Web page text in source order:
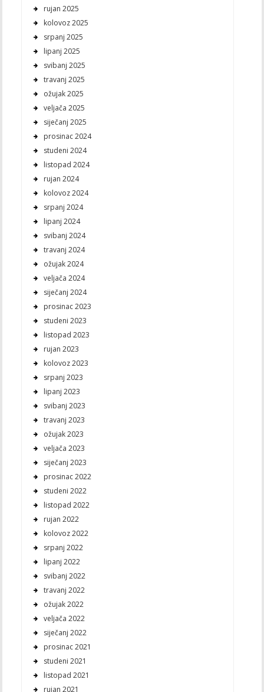
rujan 2025
kolovoz 2025
srpanj 2025
lipanj 2025
svibanj 2025
travanj 2025
ožujak 2025
veljača 2025
siječanj 2025
prosinac 2024
studeni 2024
listopad 2024
rujan 2024
kolovoz 2024
srpanj 2024
lipanj 2024
svibanj 2024
travanj 2024
ožujak 2024
veljača 2024
siječanj 2024
prosinac 2023
studeni 2023
listopad 2023
rujan 2023
kolovoz 2023
srpanj 2023
lipanj 2023
svibanj 2023
travanj 2023
ožujak 2023
veljača 2023
siječanj 2023
prosinac 2022
studeni 2022
listopad 2022
rujan 2022
kolovoz 2022
srpanj 2022
lipanj 2022
svibanj 2022
travanj 2022
ožujak 2022
veljača 2022
siječanj 2022
prosinac 2021
studeni 2021
listopad 2021
rujan 2021